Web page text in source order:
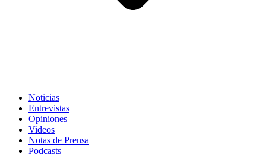
Noticias
Entrevistas
Opiniones
Videos
Notas de Prensa
Podcasts